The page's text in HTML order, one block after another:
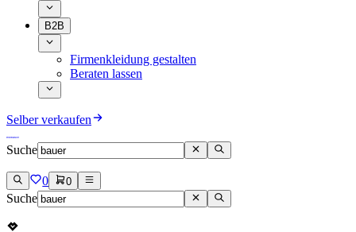
B2B
Firmenkleidung gestalten
Beraten lassen
Selber verkaufen
Suche
0 0
Suche